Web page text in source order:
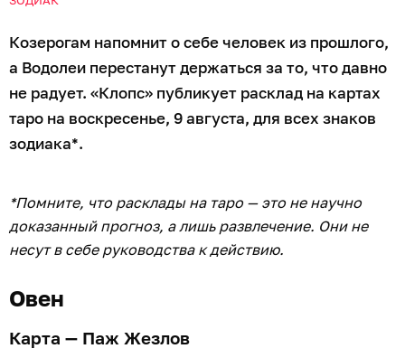
Козерогам напомнит о себе человек из прошлого,
а Водолеи перестанут держаться за то, что давно
не радует. «Клопс» публикует расклад на картах
таро на воскресенье, 9 августа, для всех знаков
зодиака*.
*Помните, что расклады на таро — это не научно
доказанный прогноз, а лишь развлечение. Они не
несут в себе руководства к действию.
Овен
Карта — Паж Жезлов